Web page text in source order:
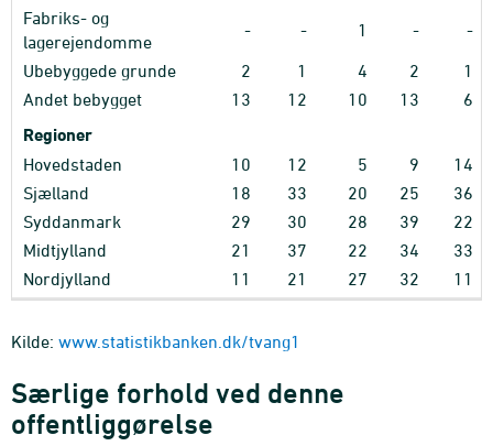
Fabriks- og
lagerejendomme
- - 1 - -
Ubebyggede grunde 2 1 4 2
1
Andet bebygget
13 12 10 13 6
Regioner
Hovedstaden 10 12 5 9
14
Sjælland
18 33 20 25
36
Syddanmark
29 30 28 39
22
Midtjylland
21 37 22 34
33
Nordjylland
11 21 27 32 11
Kilde: www.statistikbanken.dk/tvang1
Særlige forhold ved denne
offentliggørelse